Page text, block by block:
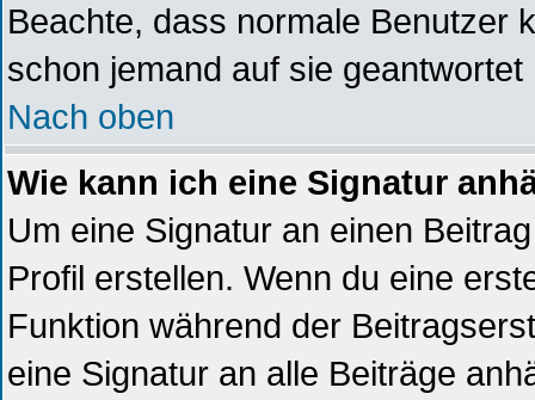
Beachte, dass normale Benutzer
schon jemand auf sie geantwortet
Nach oben
Wie kann ich eine Signatur
Um eine Signatur an einen
Profil erstellen. Wenn du eine
Funktion während der
eine Signatur an alle Beiträge